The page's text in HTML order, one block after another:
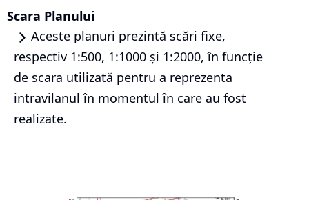
Scara Planului
Aceste planuri prezintă scări fixe,
respectiv 1:500, 1:1000 și 1:2000, în funcție
de scara utilizată pentru a reprezenta
intravilanul în momentul în care au fost
realizate.